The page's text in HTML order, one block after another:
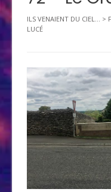
ILS VENAIENT DU CIEL... >
LUCÉ